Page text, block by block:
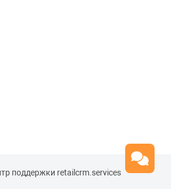
поддержки retailcrm.services